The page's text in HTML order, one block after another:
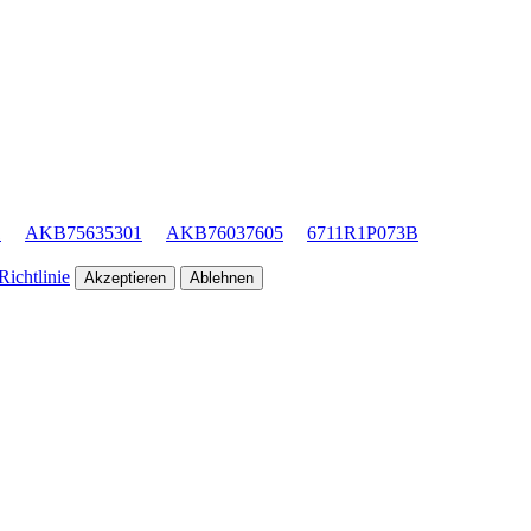
AKB75635301 AKB76037605
6711R1P073B
Akzeptieren Ablehnen